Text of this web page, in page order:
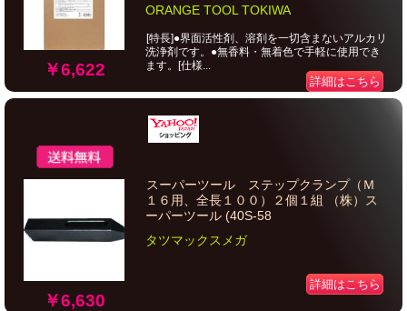
￥6,622
ORANGE TOOL TOKIWA
[特長]●界面活性剤、溶剤を一切含まないアルカリ
洗浄剤です。●無香料・無着色で手軽に使用でき
ます。[仕様...
詳細はこちら
￥6,630
スーパーツール ステップクランプ（Ｍ
１６用、全長１００）２個１組 （株）ス
ーパーツール (40S-58
タツマックスメガ
詳細はこちら